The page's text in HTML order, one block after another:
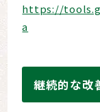
https://
a
継続的な改